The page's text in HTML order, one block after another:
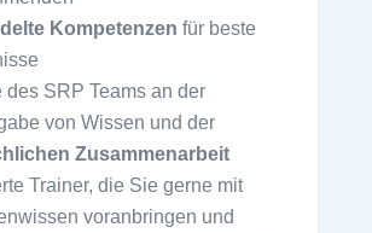
Kompetenzen für beste
des SRP Teams an der
von Wissen und der
Zusammenarbeit
Trainer, die Sie gerne mit
voranbringen und